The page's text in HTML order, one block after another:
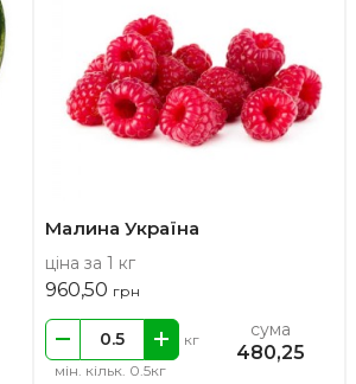
Малина Україна
ціна за 1 кг
960,50 грн
мін. кільк. 0.5кг
кг сума
480,25